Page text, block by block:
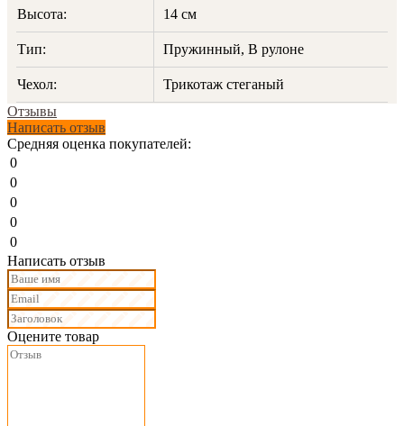
Высота: 14 см
Тип: Пружинный, В рулоне
Чехол:
Трикотаж стеганый
Отзывы
Написать отзыв
Средняя оценка покупателей:
0
0
0
0
0
Написать отзыв
Оцените товар